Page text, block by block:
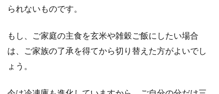
られないものです。
もし、ご家庭の主食を玄米や雑穀ご飯にしたい場合
は、ご家族の了承を得てから切り替えた方がよいでし
ょう。